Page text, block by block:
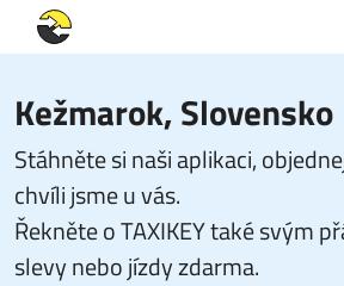
Kežmarok, Slovensko
Stáhněte si naši aplikaci,
chvíli jsme u vás.
Řekněte o TAXIKEY také svým
slevy nebo jízdy zdarma.